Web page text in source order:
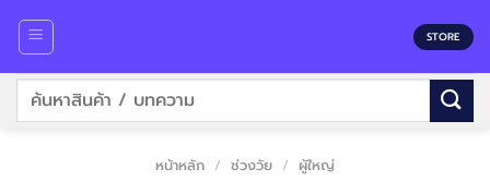
content
STORE
ค้นหา:
หน้าหลัก / ช่วงวัย / ผู้ใหญ่